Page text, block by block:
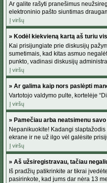
Ar galite rašyti pranešimus
elektroninio pašto siuntimas
Į viršų
» Kodėl kiekvieną kartą aš turiu
Kai prisijungiate prie diskusijų
sumetimais, kad kitas asmuo
punkto, vadinasi diskusijų
Į viršų
» Ar galima kaip nors paslėpti
Vartotojo valdymo pulte, kortelėje
Į viršų
» Pamečiau arba neatsimenu
Nepanikuokite! Kadangi
ekrane ir ne už ilgo vėl galėsite
Į viršų
» Aš užsiregistravau, tačiau
Iš pradžių patikrinkite ar tikrai
pasirinkote, kad jums dar nėra 13